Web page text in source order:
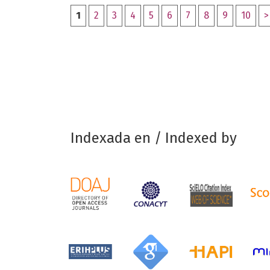
1 2 3 4 5 6 7 8 9 10 >
Indexada en / Indexed by